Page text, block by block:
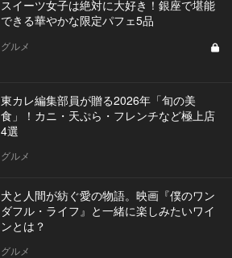
スイーツ女子は絶対に大好き！銀座で堪能
できる華やかな限定パフェ5品
グルメ
東カレ編集部員が贈る2026年「旬の美
食」！カニ・天ぷら・フレンチなど極上店
4選
グルメ
犬と人間が紡ぐ愛の物語。映画『僕のワン
ダフル・ライフ』と一緒に楽しみたいワイ
ンとは？
グルメ